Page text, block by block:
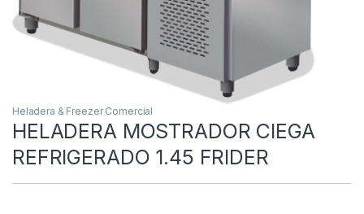
Heladera & Freezer Comercial
HELADERA MOSTRADOR CIEGA
REFRIGERADO 1.45 FRIDER